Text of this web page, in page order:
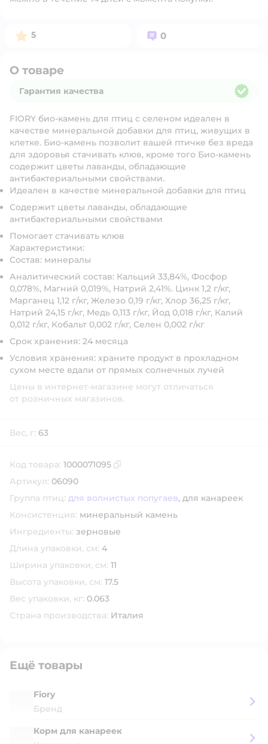
Рейтинг:
5 Вопросов:
0
О товаре
Гарантия качества
FIORY био-камень для птиц с селеном идеален в
качестве минеральной добавки для птиц, живущих в
клетке. Био-камень позволит вашей птичке без вреда
для здоровья стачивать клюв, кроме того Био-камень
содержит цветы лаванды, обладающие
антибактериальными свойствами.
Идеален в качестве минеральной добавки для птиц
Содержит цветы лаванды, обладающие
антибактериальными свойствами
Помогает стачивать клюв
Характеристики:
Состав: минералы
Аналитический состав: Кальций 33,84%, Фосфор
0,078%, Магний 0,019%, Натрий 2,41%. Цинк 1,2 г/кг,
Марганец 1,12 г/кг, Железо 0,19 г/кг, Хлор 36,25 г/кг,
Натрий 24,15 г/кг, Медь 0,113 г/кг, Йод 0,018 г/кг, Калий
0,012 г/кг, Кобальт 0,002 г/кг, Селен 0,002 г/кг
Срок хранения: 24 месяца
Условия хранения: храните продукт в прохладном
сухом месте вдали от прямых солнечных лучей
Цены в интернет-магазине могут отличаться
от розничных магазинов.
Вес, г: 63
Код товара: 1000071095
Артикул: 06090
Группа птиц: для волнистых попугаев, для канареек
Консистенция: минеральный камень
Ингредиенты: зерновые
Длина упаковки, см: 4
Ширина упаковки, см: 11
Высота упаковки, см: 17.5
Вес упаковки, кг: 0.063
Страна производства: Италия
Ещё товары
Fiory
Бренд
Корм для канареек